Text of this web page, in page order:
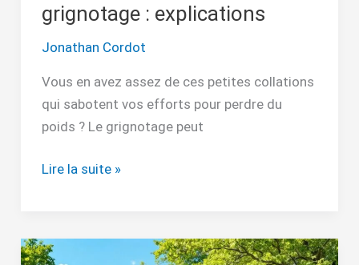
grignotage : explications
Jonathan Cordot
Vous en avez assez de ces petites collations
qui sabotent vos efforts pour perdre du
poids ? Le grignotage peut
Lire la suite »
Combien